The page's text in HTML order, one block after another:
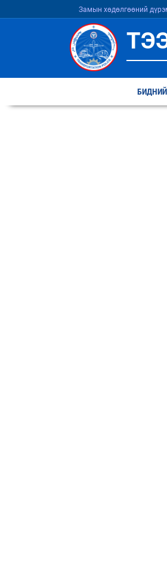
Замын хөдөлгөөний